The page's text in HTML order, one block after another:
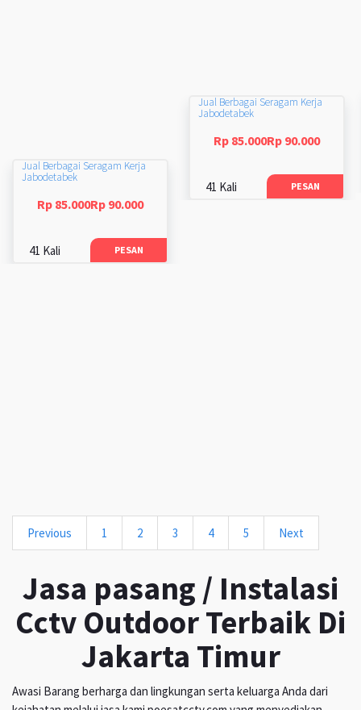
Jual Berbagai Seragam Kerja
Jabodetabek
Rp 85.000Rp 90.000
41 Kali PESAN
Jual Berbagai Seragam Kerja
Jabodetabek
Rp 85.000Rp 90.000
41 Kali PESAN
Previous 1 2 3 4 5 Next
Jasa pasang / Instalasi
Cctv Outdoor Terbaik Di
Jakarta Timur
Awasi Barang berharga dan lingkungan serta keluarga Anda dari